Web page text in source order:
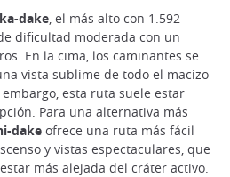
dake, el más alto con 1.592
dificultad moderada con un
En la cima, los caminantes se
vista sublime de todo el macizo
esta ruta suele estar
Para una alternativa más
dake ofrece una ruta más fácil
y vistas espectaculares, que
más alejada del cráter activo.